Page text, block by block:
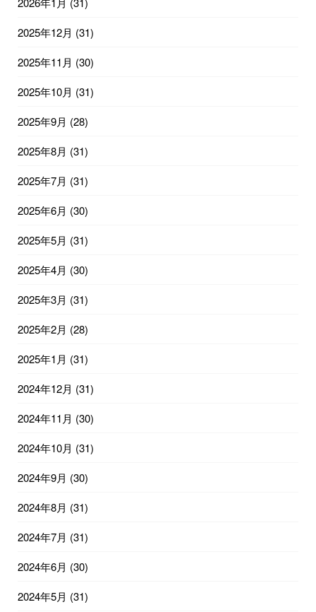
2025年12月 (31)
2025年11月 (30)
2025年10月 (31)
2025年9月 (28)
2025年8月 (31)
2025年7月 (31)
2025年6月 (30)
2025年5月 (31)
2025年4月 (30)
2025年3月 (31)
2025年2月 (28)
2025年1月 (31)
2024年12月 (31)
2024年11月 (30)
2024年10月 (31)
2024年9月 (30)
2024年8月 (31)
2024年7月 (31)
2024年6月 (30)
2024年5月 (31)